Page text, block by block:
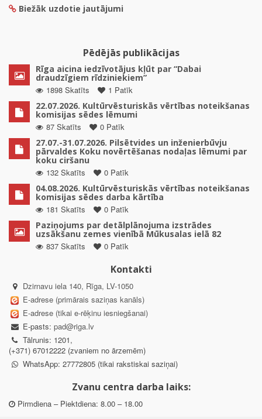
Biežāk uzdotie jautājumi
Pēdējās publikācijas
Rīga aicina iedzīvotājus kļūt par “Dabai
draudzīgiem rīdziniekiem”
1898 Skatīts
1 Patīk
22.07.2026. Kultūrvēsturiskās vērtības noteikšanas
komisijas sēdes lēmumi
87 Skatīts
0 Patīk
27.07.-31.07.2026. Pilsētvides un inženierbūvju
pārvaldes Koku novērtēšanas nodaļas lēmumi par
koku ciršanu
132 Skatīts
0 Patīk
04.08.2026. Kultūrvēsturiskās vērtības noteikšanas
komisijas sēdes darba kārtība
181 Skatīts
0 Patīk
Paziņojums par detālplānojuma izstrādes
uzsākšanu zemes vienībā Mūkusalas ielā 82
837 Skatīts
0 Patīk
Kontakti
Dzirnavu iela 140, Rīga, LV-1050
E-adrese (primārais saziņas kanāls)
E-adrese (tikai e-rēķinu iesniegšanai)
E-pasts: pad@riga.lv
Tālrunis: 1201,
(+371) 67012222 (zvaniem no ārzemēm)
WhatsApp: 27772805 (tikai rakstiskai saziņai)
Zvanu centra darba laiks:
Pirmdiena – Piektdiena: 8.00 – 18.00